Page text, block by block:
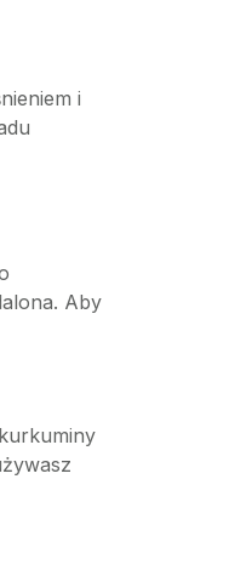
i
Aby